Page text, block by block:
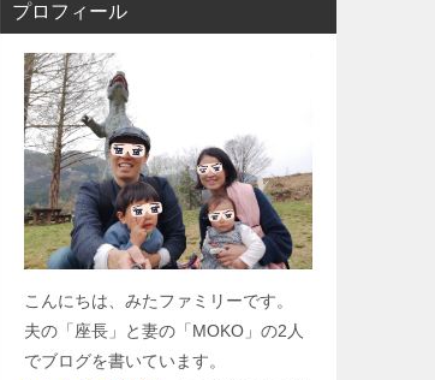
プロフィール
こんにちは、みたファミリーです。
夫の「座長」と妻の「MOKO」の2人
でブログを書いています。